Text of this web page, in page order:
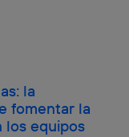
la
fomentar la
los equipos